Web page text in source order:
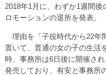
2018年1月に、わずか1週間
ロモーションの退所を発表。
理由を「子役時代から22年
置いて、普通の女の子の生活
時、事務所は6日後に開催さ
発売しており、有安と事務所